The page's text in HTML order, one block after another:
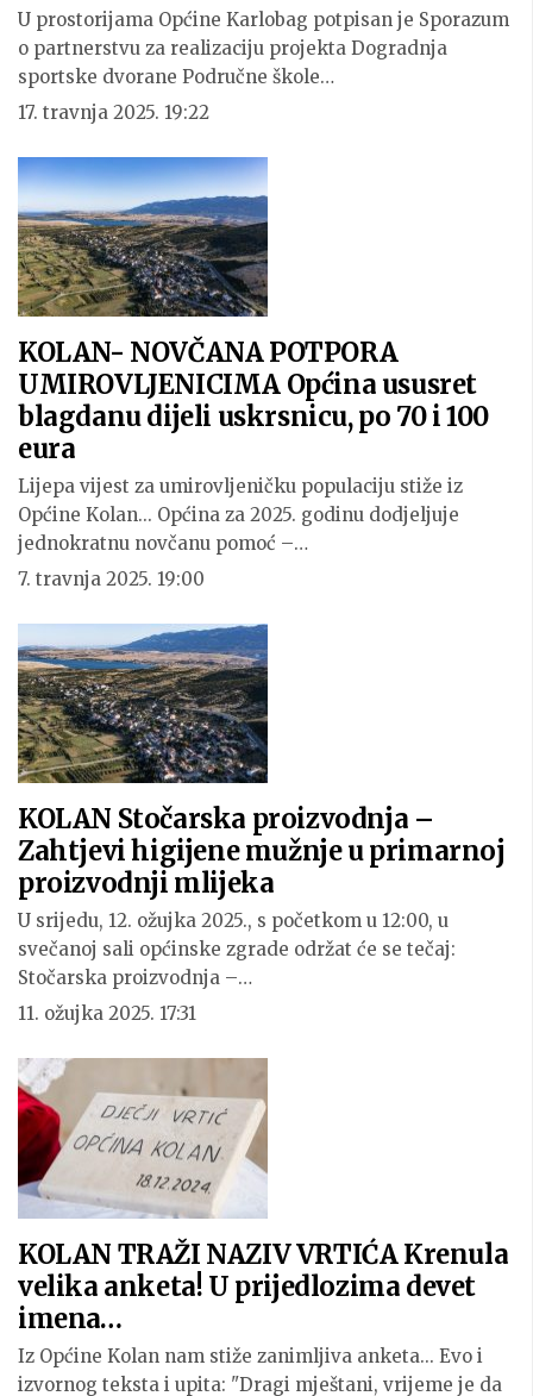
U prostorijama Općine Karlobag potpisan je Sporazum
o partnerstvu za realizaciju projekta Dogradnja
sportske dvorane Područne škole…
17. travnja 2025. 19:22
KOLAN- NOVČANA POTPORA
UMIROVLJENICIMA Općina ususret
blagdanu dijeli uskrsnicu, po 70 i 100
eura
Lijepa vijest za umirovljeničku populaciju stiže iz
Općine Kolan... Općina za 2025. godinu dodjeljuje
jednokratnu novčanu pomoć –…
7. travnja 2025. 19:00
KOLAN Stočarska proizvodnja –
Zahtjevi higijene mužnje u primarnoj
proizvodnji mlijeka
U srijedu, 12. ožujka 2025., s početkom u 12:00, u
svečanoj sali općinske zgrade održat će se tečaj:
Stočarska proizvodnja –…
11. ožujka 2025. 17:31
KOLAN TRAŽI NAZIV VRTIĆA Krenula
velika anketa! U prijedlozima devet
imena…
Iz Općine Kolan nam stiže zanimljiva anketa... Evo i
izvornog teksta i upita: "Dragi mještani, vrijeme je da